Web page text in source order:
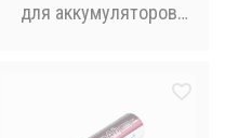
для аккумуляторов